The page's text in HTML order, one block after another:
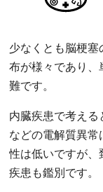
少なくとも脳梗塞
布が様々であり、
難です。
内臓疾患で考える
などの電解質異
性は低いですが、
疾患も鑑別です。